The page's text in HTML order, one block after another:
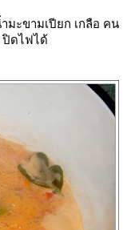
มะขามเปียก เกลือ คน
ปิดไฟได้